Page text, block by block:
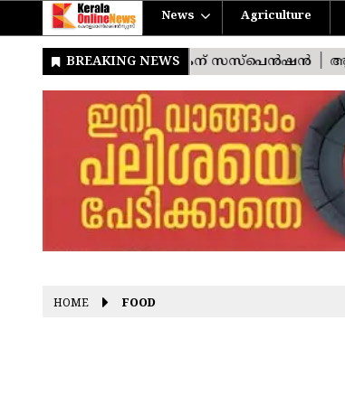
News Agriculture
HOME FOOD